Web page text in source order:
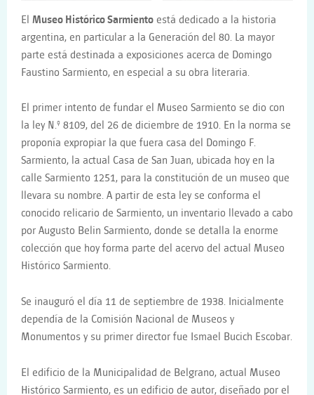
El Museo Histórico Sarmiento está dedicado a la historia
argentina, en particular a la Generación del 80. La mayor
parte está destinada a exposiciones acerca de Domingo
Faustino Sarmiento, en especial a su obra literaria.
El primer intento de fundar el Museo Sarmiento se dio con
la ley N.º 8109, del 26 de diciembre de 1910. En la norma se
proponía expropiar la que fuera casa del Domingo F.
Sarmiento, la actual Casa de San Juan, ubicada hoy en la
calle Sarmiento 1251, para la constitución de un museo que
llevara su nombre. A partir de esta ley se conforma el
conocido relicario de Sarmiento, un inventario llevado a cabo
por Augusto Belin Sarmiento, donde se detalla la enorme
colección que hoy forma parte del acervo del actual Museo
Histórico Sarmiento.
Se inauguró el día 11 de septiembre de 1938. Inicialmente
dependía de la Comisión Nacional de Museos y
Monumentos y su primer director fue Ismael Bucich Escobar.
El edificio de la Municipalidad de Belgrano, actual Museo
Histórico Sarmiento, es un edificio de autor, diseñado por el